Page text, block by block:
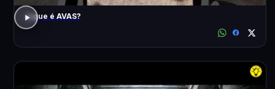
o que é AVAS?